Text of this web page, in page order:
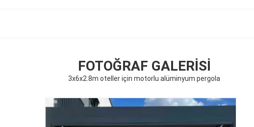
FOTOĞRAF GALERISI
3x6x2.8m oteller için motorlu alüminyum pergola